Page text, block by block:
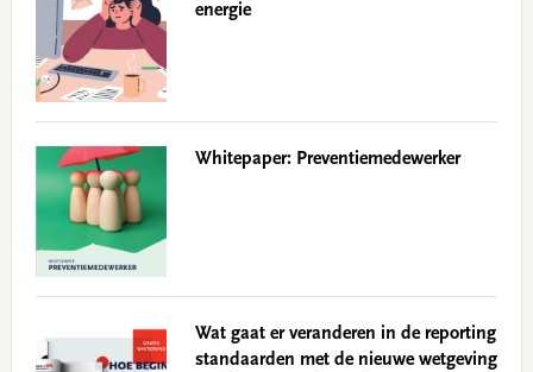
energie
Whitepaper: Preventiemedewerker
Wat gaat er veranderen in de reporting
standaarden met de nieuwe wetgeving